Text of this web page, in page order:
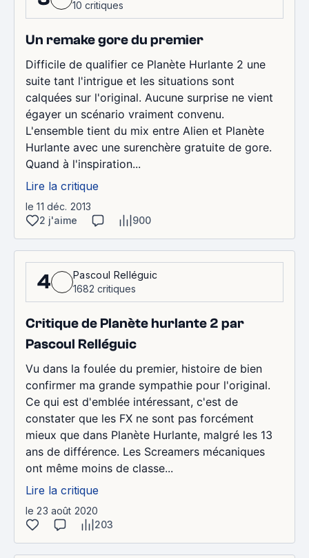
10 critiques
Un remake gore du premier
Difficile de qualifier ce Planète Hurlante 2 une
suite tant l'intrigue et les situations sont
calquées sur l'original. Aucune surprise ne vient
égayer un scénario vraiment convenu.
L'ensemble tient du mix entre Alien et Planète
Hurlante avec une surenchère gratuite de gore.
Quand à l'inspiration...
Lire la critique
le 11 déc. 2013
2 j'aime
900
4
Pascoul Relléguic
1682 critiques
Critique de Planète hurlante 2 par
Pascoul Relléguic
Vu dans la foulée du premier, histoire de bien
confirmer ma grande sympathie pour l'original.
Ce qui est d'emblée intéressant, c'est de
constater que les FX ne sont pas forcément
mieux que dans Planète Hurlante, malgré les 13
ans de différence. Les Screamers mécaniques
ont même moins de classe...
Lire la critique
le 23 août 2020
203